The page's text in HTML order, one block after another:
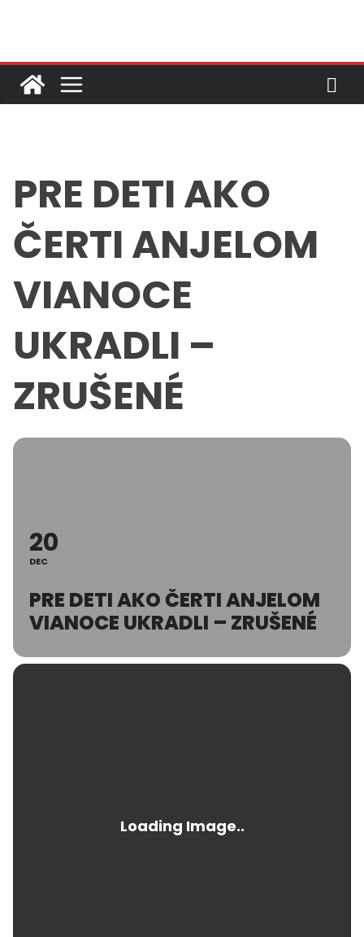
PRE DETI AKO
ČERTI ANJELOM
VIANOCE
UKRADLI –
ZRUŠENÉ
20
DEC
PRE DETI AKO ČERTI ANJELOM
VIANOCE UKRADLI – ZRUŠENÉ